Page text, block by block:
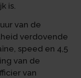
is.
van de
verdovende
speed en 4,5
van de
van